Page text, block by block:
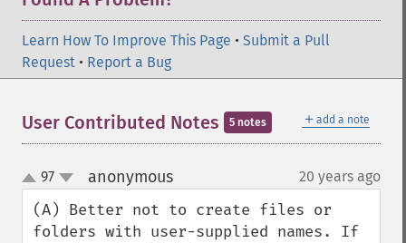
Learn How To Improve This Page • Submit a Pull
Request • Report a Bug
＋ add a note
User Contributed Notes 5 notes
up
down
97 anonymous¶ 20 years ago
(A) Better not to create files or
folders with user-supplied names. If